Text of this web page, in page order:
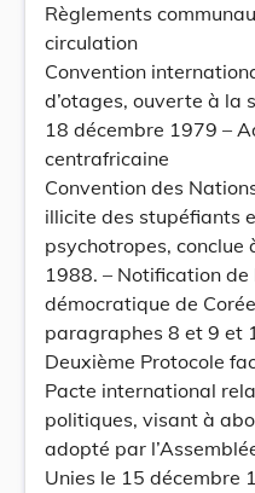
Règlements
circulation
Convention
d’otages, ouverte à la
18 décembre 1979 –
centrafricaine
Convention des
illicite des stupéfiants
psychotropes, conclue
1988. – Notification
démocratique de
paragraphes 8 et 9 et
Deuxième Protocole
Pacte international
politiques, visant à
adopté par
Unies le 15 décembre